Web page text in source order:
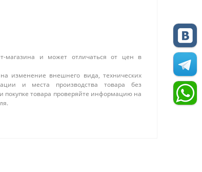
магазина и может отличаться от цен в
изменение внешнего вида, технических
и места производства товара без
покупке товара проверяйте информацию на